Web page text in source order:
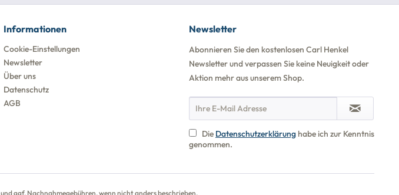
Informationen
Cookie-Einstellungen
Newsletter
Über uns
Datenschutz
AGB
Newsletter
Abonnieren Sie den kostenlosen Carl Henkel
Newsletter und verpassen Sie keine Neuigkeit oder
Aktion mehr aus unserem Shop.
Die Datenschutzerklärung habe ich zur Kenntnis
genommen.
und ggf. Nachnahmegebühren, wenn nicht anders beschrieben.